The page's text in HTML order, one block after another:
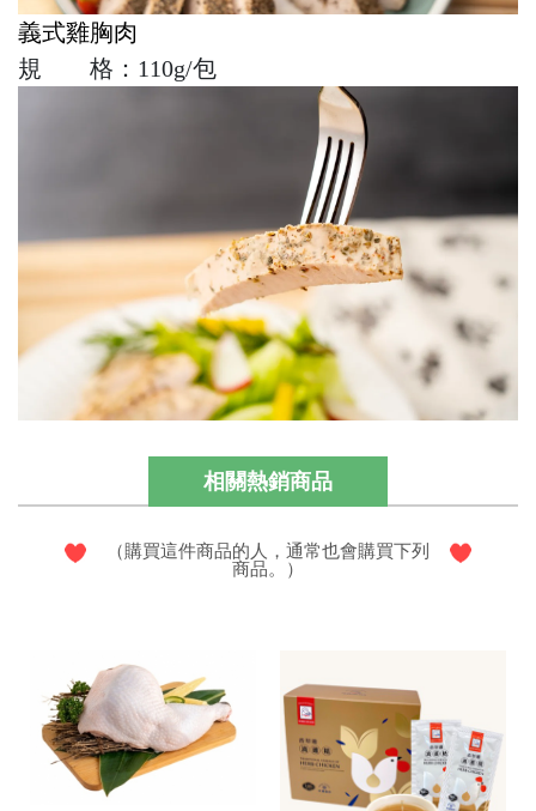
義式雞胸肉
規 格：110g/包
相關熱銷商品
（購買這件商品的人，通常也會購買下列
商品。）